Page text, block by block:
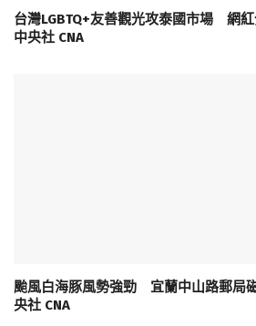
台灣LGBTQ+友善觀光攻泰國市場 網紅
中央社 CNA
颱風白海豚風勢強勁 宜蘭中山路郵局
央社 CNA